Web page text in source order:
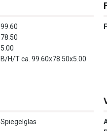
99.60
78.50
5.00
B/H/T ca. 99.60x78.50x5.00
Spiegelglas